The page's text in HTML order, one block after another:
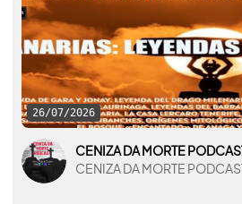
26/07/2026
CENIZA DA MORTE PODCAST